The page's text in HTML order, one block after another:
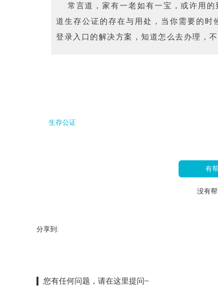
常言道，家有一老如有一宝，或许用的
道生存公证的存在与用处，当你需要的
登录入口的解决方案，知道怎么去办理，
生存公证
有
没有
分享到:
您有任何问题，请在这里提问~